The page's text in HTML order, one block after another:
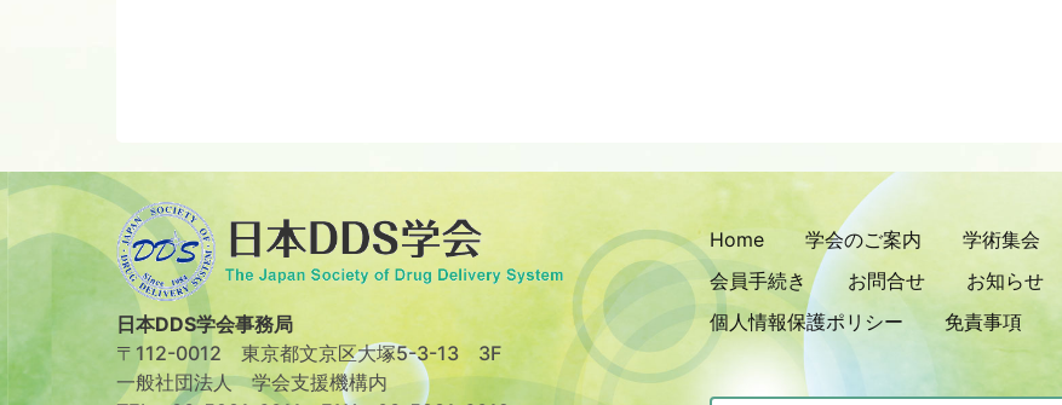
日本DDS学会事務局
〒112-0012 東京都文京区大塚5-3-13 3F
一般社団法人 学会支援機構内
Home 学会のご案内 学術集会
会員手続き
お問合せ お知らせ
個人情報保護ポリシー
免責事項